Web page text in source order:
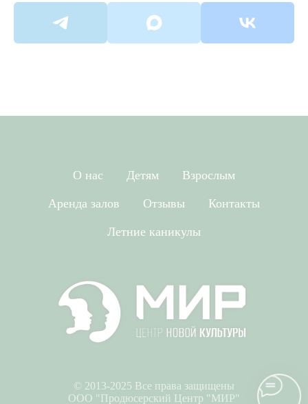
О нас Детям Взрослым
Аренда залов Отзывы Контакты
Летние каникулы
© 2013-2025 Все права защищены
ООО "Продюсерский Центр "МИР"